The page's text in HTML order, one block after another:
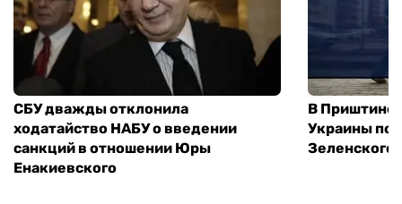
СБУ дважды отклонила
ходатайство НАБУ о введении
санкций в отношении Юры
Енакиевского
В Приштине
Украины
Зеленского